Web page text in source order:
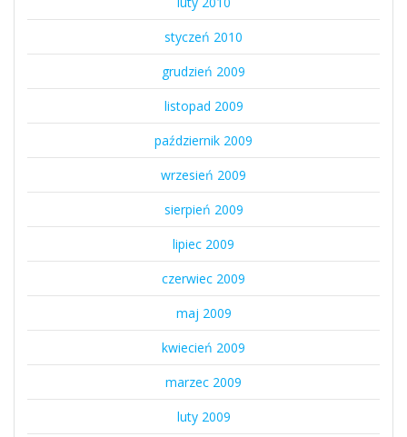
styczeń 2010
grudzień 2009
listopad 2009
październik 2009
wrzesień 2009
sierpień 2009
lipiec 2009
czerwiec 2009
maj 2009
kwiecień 2009
marzec 2009
luty 2009